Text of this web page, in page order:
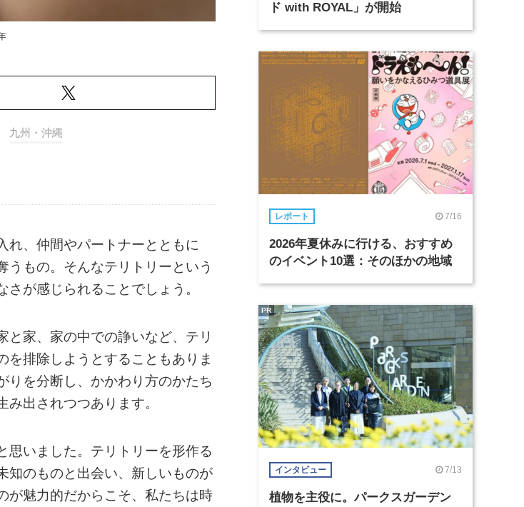
九州・沖縄
れ、仲間やパートナーとともに
うもの。そんなテリトリーという
が感じられることでしょう。
家、家の中での諍いなど、テリ
を排除しようとすることもありま
りを分断し、かかわり方のかたち
出されつつあります。
思いました。テリトリーを形作る
知のものと出会い、新しいものが
が魅力的だからこそ、私たちは時
ド with ROYAL」が開始
レポート 7/16
2026年夏休みに行ける、おすすめ
のイベント10選：そのほかの地域
インタビュー 7/13
植物を主役に。パークスガーデン
PR